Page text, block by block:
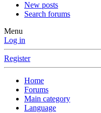
New posts
Search forums
Menu
Log in
Register
Home
Forums
Main category
Language